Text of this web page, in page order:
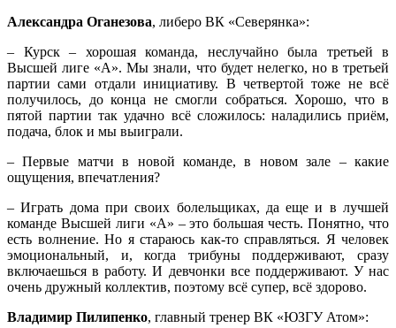
Александра Оганезова, либеро ВК «Северянка»:
– Курск – хорошая команда, неслучайно была третьей в
Высшей лиге «А». Мы знали, что будет нелегко, но в третьей
партии сами отдали инициативу. В четвертой тоже не всё
получилось, до конца не смогли собраться. Хорошо, что в
пятой партии так удачно всё сложилось: наладились приём,
подача, блок и мы выиграли.
– Первые матчи в новой команде, в новом зале – какие
ощущения, впечатления?
– Играть дома при своих болельщиках, да еще и в лучшей
команде Высшей лиги «А» – это большая честь. Понятно, что
есть волнение. Но я стараюсь как-то справляться. Я человек
эмоциональный, и, когда трибуны поддерживают, сразу
включаешься в работу. И девчонки все поддерживают. У нас
очень дружный коллектив, поэтому всё супер, всё здорово.
Владимир Пилипенко, главный тренер ВК «ЮЗГУ Атом»: